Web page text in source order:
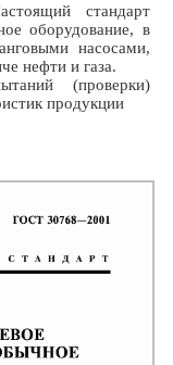
стандарт
оборудование, в
насосами,
нефти и газа.
(проверки)
продукции